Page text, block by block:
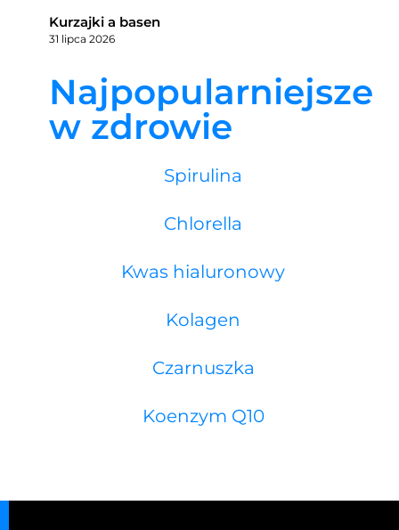
Kurzajki a basen
31 lipca 2026
Najpopularniejsze
w zdrowie
Spirulina
Chlorella
Kwas hialuronowy
Kolagen
Czarnuszka
Koenzym Q10